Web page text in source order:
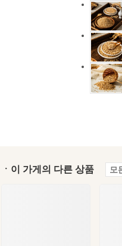
ㆍ이 가게의 다른 상품 모